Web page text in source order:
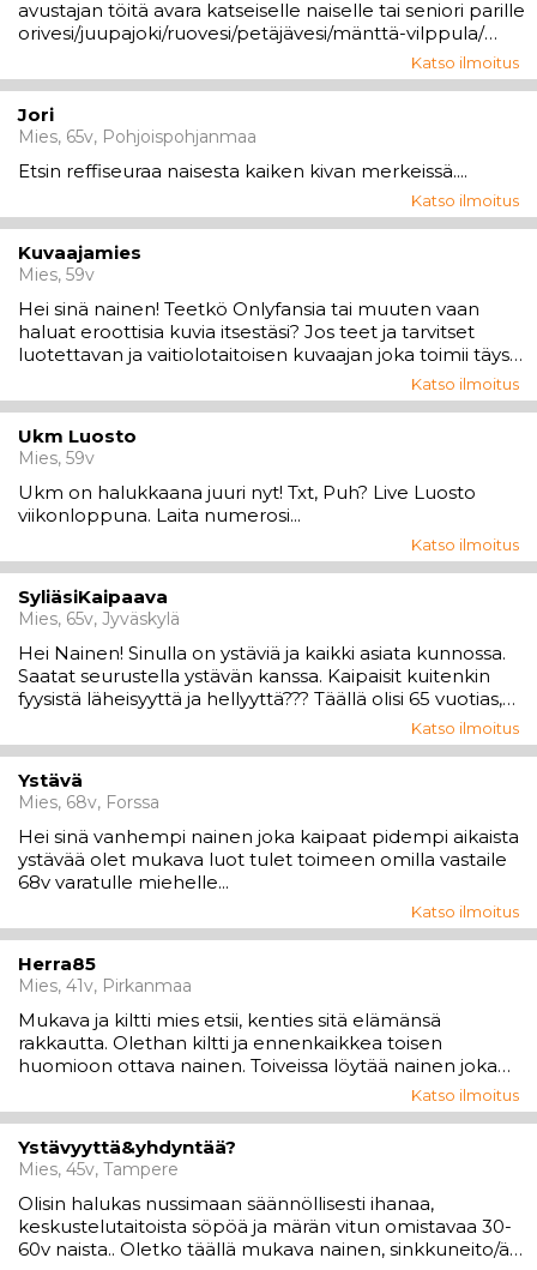
avustajan töitä avara katseiselle naiselle tai seniori parille
orivesi/juupajoki/ruovesi/petäjävesi/mänttä-vilppula/
jämsä/Muurame alueelta..ja olen mielestäni hyvä
avustajaksi koska olen hellä empaattinen ja palvelu altis
ja teen mielelläni kotihoid...
Katso ilmoitus
Jori
Mies, 65v, Pohjoispohjanmaa
Etsin reffiseuraa naisesta kaiken kivan merkeissä....
Katso ilmoitus
Kuvaajamies
Mies, 59v
Hei sinä nainen! Teetkö Onlyfansia tai muuten vaan
haluat eroottisia kuvia itsestäsi? Jos teet ja tarvitset
luotettavan ja vaitiolotaitoisen kuvaajan joka toimii täysin
sinun ehdoilla ja toiveittesi mukaan, ota yhteyttä niin
sovitaan miten edetään. Sinuun en kajoa joten olet
Katso ilmoitus
Ukm Luosto
Mies, 59v
Ukm on halukkaana juuri nyt! Txt, Puh? Live Luosto
viikonloppuna. Laita numerosi...
Katso ilmoitus
SyliäsiKaipaava
Mies, 65v, Jyväskylä
Hei Nainen! Sinulla on ystäviä ja kaikki asiata kunnossa.
Saatat seurustella ystävän kanssa. Kaipaisit kuitenkin
fyysistä läheisyyttä ja hellyyttä??? Täällä olisi 65 vuotias,
siisti ja hyväkäytöksinen mies, joka tuntee samoin.
Vastaa minulle ja laita yhteystietosi........ Jukka...
Katso ilmoitus
Ystävä
Mies, 68v, Forssa
Hei sinä vanhempi nainen joka kaipaat pidempi aikaista
ystävää olet mukava luot tulet toimeen omilla vastaile
68v varatulle miehelle...
Katso ilmoitus
Herra85
Mies, 41v, Pirkanmaa
Mukava ja kiltti mies etsii, kenties sitä elämänsä
rakkautta. Olethan kiltti ja ennenkaikkea toisen
huomioon ottava nainen. Toiveissa löytää nainen joka
arvostaa toista sellaisena kuin on, koska niin minäkin
arvostan toista juuri sellaisena kun on. Jokaisella on
Katso ilmoitus
Ystävyyttä&yhdyntää?
Mies, 45v, Tampere
Olisin halukas nussimaan säännöllisesti ihanaa,
keskustelutaitoista söpöä ja märän vitun omistavaa 30-
60v naista.. Oletko täällä mukava nainen, sinkkuneito/äiti